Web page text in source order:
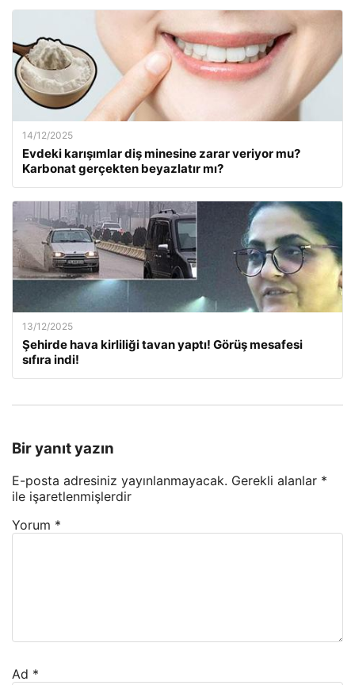
14/12/2025
Evdeki karışımlar diş minesine zarar veriyor mu?
Karbonat gerçekten beyazlatır mı?
13/12/2025
Şehirde hava kirliliği tavan yaptı! Görüş mesafesi
sıfıra indi!
Bir yanıt yazın
E-posta adresiniz yayınlanmayacak. Gerekli alanlar *
ile işaretlenmişlerdir
Yorum *
Ad *